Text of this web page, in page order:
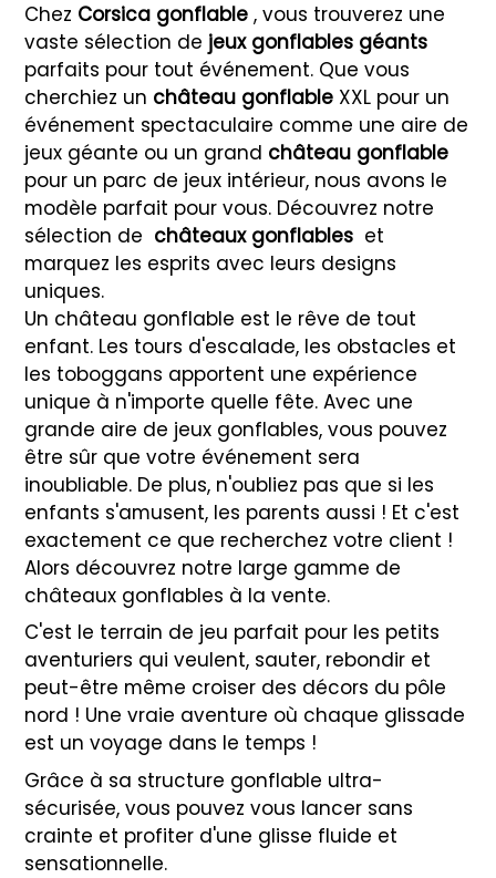
Chez Corsica gonflable , vous trouverez une
vaste sélection de jeux gonflables géants
parfaits pour tout événement. Que vous
cherchiez un château gonflable XXL pour un
événement spectaculaire comme une aire de
jeux géante ou un grand château gonflable
pour un parc de jeux intérieur, nous avons le
modèle parfait pour vous. Découvrez notre
sélection de châteaux gonflables et
marquez les esprits avec leurs designs
uniques.
Un château gonflable est le rêve de tout
enfant. Les tours d'escalade, les obstacles et
les toboggans apportent une expérience
unique à n'importe quelle fête. Avec une
grande aire de jeux gonflables, vous pouvez
être sûr que votre événement sera
inoubliable. De plus, n'oubliez pas que si les
enfants s'amusent, les parents aussi ! Et c'est
exactement ce que recherchez votre client !
Alors découvrez notre large gamme de
châteaux gonflables à la vente.
C'est le terrain de jeu parfait pour les petits
aventuriers qui veulent, sauter, rebondir et
peut-être même croiser des décors du pôle
nord ! Une vraie aventure où chaque glissade
est un voyage dans le temps !
Grâce à sa structure gonflable ultra-
sécurisée, vous pouvez vous lancer sans
crainte et profiter d'une glisse fluide et
sensationnelle.